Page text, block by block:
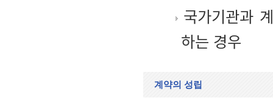
국가기관과
하는 경우
계약의 성립